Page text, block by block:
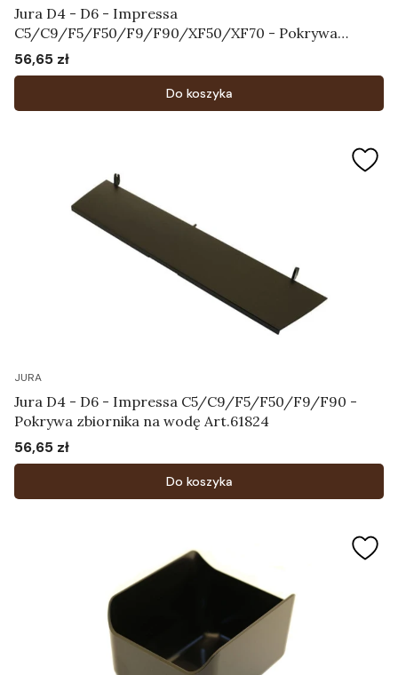
Jura D4 - D6 - Impressa
C5/C9/F5/F50/F9/F90/XF50/XF70 - Pokrywa
zbiornika na ziarna kawy Art.61827
Cena
56,65 zł
Do koszyka
JURA
Jura D4 - D6 - Impressa C5/C9/F5/F50/F9/F90 -
Pokrywa zbiornika na wodę Art.61824
Cena
56,65 zł
Do koszyka